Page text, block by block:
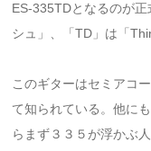
ES-335TDとなるのが
シュ」、「TD」は「
このギターはセミアコ
て知られている。他に
らまず３３５が浮かぶ